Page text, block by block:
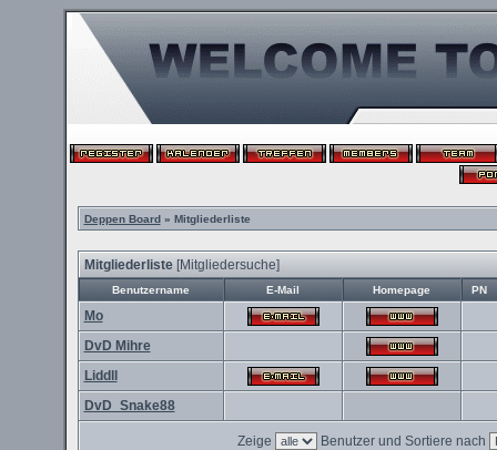
Deppen Board» Mitgliederliste
Mitgliederliste[Mitgliedersuche]
Benutzername E-Mail Homepage PN
Mo
DvD Mihre
Liddll
DvD_Snake88
Zeige Benutzer und Sortiere nach